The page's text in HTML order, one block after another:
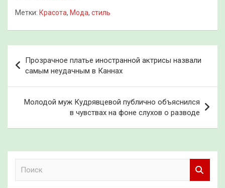
Метки: Красота, Мода, стиль
по
записям
Прозрачное платье иностранной актрисы назвали
самым неудачным в Каннах
Молодой муж Кудрявцевой публично объяснился
в чувствах на фоне слухов о разводе